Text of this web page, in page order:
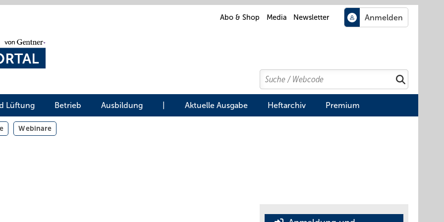
Abo & Shop Media Newsletter
Search
Suchen
Lüftung Betrieb Ausbildung Aktuelle Ausgabe Heftarchiv Premium
Webinare